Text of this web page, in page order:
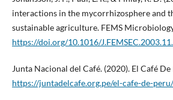
interactions in the mycorrhizosphere and
sustainable agriculture. FEMS
https://doi.org/10.1016/
Junta Nacional del Café. (2020). El Café De
https://juntadelcafe.org.pe/el-cafe-de-peru/